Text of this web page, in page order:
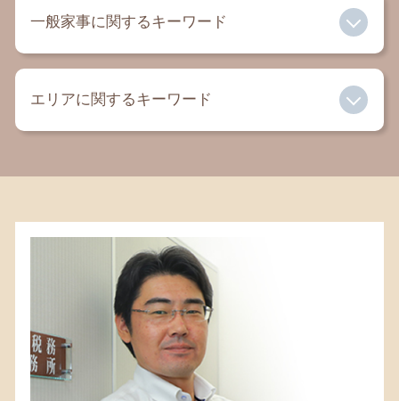
遺留分 割合
相続 税金 対策
相続 孫
相続財産 調査 費用
相続税 申告書 添付書類
遺言書 種類
相続人 兄弟 不公平
土地 相続税
内容証明 弁護士
交通事故 慰謝料 弁護士
セクハラ 慰謝料
過払い金 相談
一般家事に関するキーワード
成年後見人 デメリット
相続 弁護士
遺言書 法律事務所
エリアに関するキーワード
相続税 藤沢市 税理士
遺言書 町田 弁護士
相続 平塚 税理士
遺言書 茅ヶ崎 税理士
相続税 平塚 税理士
相続 相模原 税理士
相続税 茅ヶ崎 税理士
相続 相模原 弁護士
相続税 相模原 税理士